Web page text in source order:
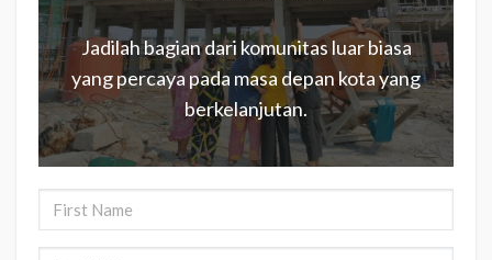
Jadilah bagian dari komunitas luar biasa
yang percaya pada masa depan kota yang
berkelanjutan.